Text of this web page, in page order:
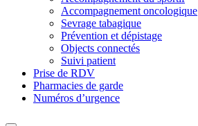
Accompagnement oncologique
Sevrage tabagique
Prévention et dépistage
Objects connectés
Suivi patient
Prise de RDV
Pharmacies de garde
Numéros d’urgence